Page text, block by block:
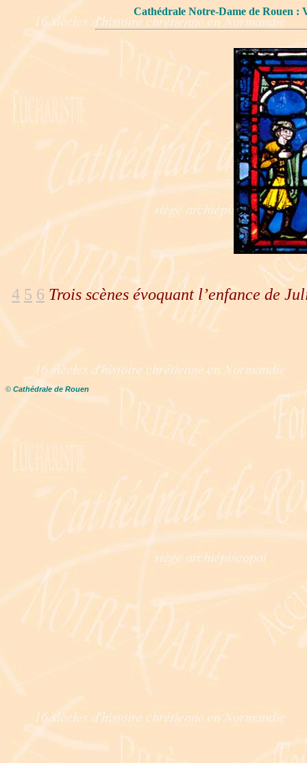
Cathédrale Notre-Dame de
4 5 6 Trois scènes évoquant l’enfance de
© Cathédrale de Rouen